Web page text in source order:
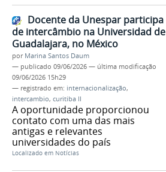
Docente da Unespar participa
de intercâmbio na Universidad de
Guadalajara, no México
por Marina Santos Daum
— publicado 09/06/2026 — última modificação
09/06/2026 15h29
— registrado em: internacionalização,
intercambio, curitiba II
A oportunidade proporcionou
contato com uma das mais
antigas e relevantes
universidades do país
Localizado em Notícias